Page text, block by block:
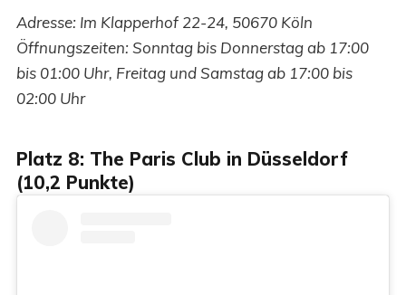
Adresse: Im Klapperhof 22-24, 50670 Köln
Öffnungszeiten: Sonntag bis Donnerstag ab 17:00
bis 01:00 Uhr, Freitag und Samstag ab 17:00 bis
02:00 Uhr
Platz 8: The Paris Club in Düsseldorf
(10,2 Punkte)